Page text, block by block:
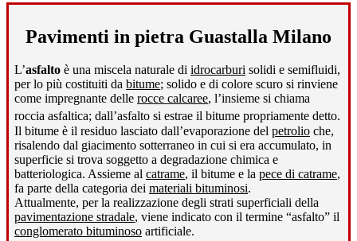
Pavimenti in pietra Guastalla Milano
L’asfalto è una miscela naturale di idrocarburi solidi e semifluidi,
per lo più costituiti da bitume; solido e di colore scuro si rinviene
come impregnante delle rocce calcaree, l’insieme si chiama
roccia asfaltica; dall’asfalto si estrae il bitume propriamente detto.
Il bitume è il residuo lasciato dall’evaporazione del petrolio che,
risalendo dal giacimento sotterraneo in cui si era accumulato, in
superficie si trova soggetto a degradazione chimica e
batteriologica. Assieme al catrame, il bitume e la pece di catrame,
fa parte della categoria dei materiali bituminosi.
Attualmente, per la realizzazione degli strati superficiali della
pavimentazione stradale, viene indicato con il termine “asfalto” il
conglomerato bituminoso artificiale.